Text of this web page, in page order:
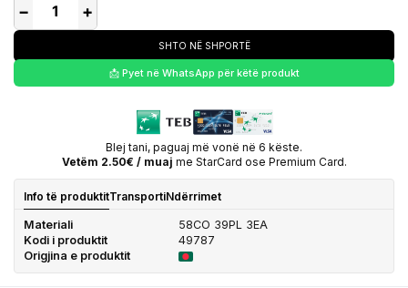
− +
SHTO NË SHPORTË
📩 Pyet në WhatsApp për këtë produkt
Blej tani, paguaj më vonë në 6 këste.
Vetëm 2.50€ / muaj me StarCard ose Premium Card.
Info të produktitTransportiNdërrimet
Materiali
58CO 39PL 3EA
Kodi i produktit
49787
Origjina e produktit